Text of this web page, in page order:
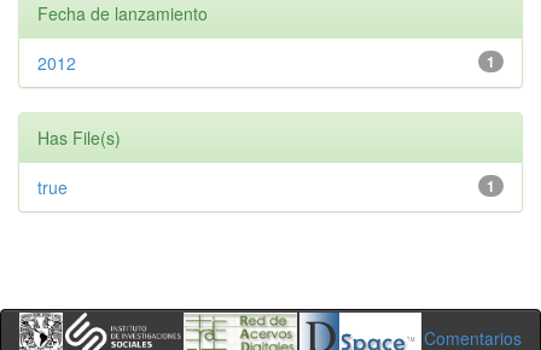
Fecha de lanzamiento
1
2012
Has File(s)
1
true
Comentarios